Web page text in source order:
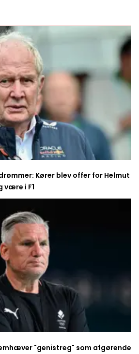
Kører blev offer for Helmut
være i F1
"genistreg" som afgørende